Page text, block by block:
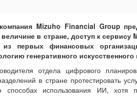
Mizuho Financial Group
величине в стране, доступ к
из первых финансовых
генеративного искусственного
отдела цифрового
в стране протестировать
использования ИИ, хотя